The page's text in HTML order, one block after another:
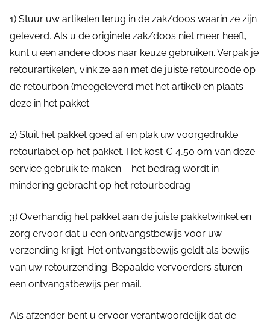
1) Stuur uw artikelen terug in de zak/doos waarin ze zijn
geleverd. Als u de originele zak/doos niet meer heeft,
kunt u een andere doos naar keuze gebruiken. Verpak je
retourartikelen, vink ze aan met de juiste retourcode op
de retourbon (meegeleverd met het artikel) en plaats
deze in het pakket.
2) Sluit het pakket goed af en plak uw voorgedrukte
retourlabel op het pakket. Het kost € 4,50 om van deze
service gebruik te maken – het bedrag wordt in
mindering gebracht op het retourbedrag
3) Overhandig het pakket aan de juiste pakketwinkel en
zorg ervoor dat u een ontvangstbewijs voor uw
verzending krijgt. Het ontvangstbewijs geldt als bewijs
van uw retourzending. Bepaalde vervoerders sturen
een ontvangstbewijs per mail.
Als afzender bent u ervoor verantwoordelijk dat de